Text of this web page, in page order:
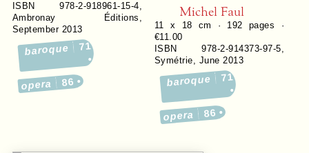
ISBN 978-2-918961-15-4
Ambronay Éditions
September 2013
baroque 71
opera 86
Michel Faul
11 x 18 cm · 192 pages ·
€11.00
ISBN 978-2-914373-97-5
Symétrie
June 2013
baroque 71
opera 86